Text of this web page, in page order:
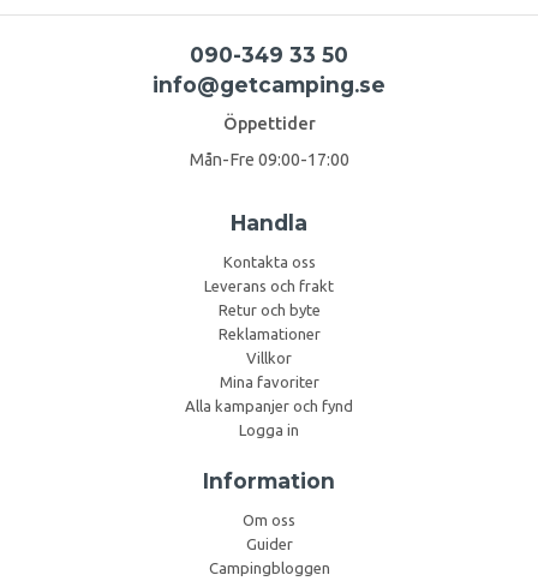
090-349 33 50
info@getcamping.se
Öppettider
Mån-Fre 09:00-17:00
Handla
Kontakta oss
Leverans och frakt
Retur och byte
Reklamationer
Villkor
Mina favoriter
Alla kampanjer och fynd
Logga in
Information
Om oss
Guider
Campingbloggen